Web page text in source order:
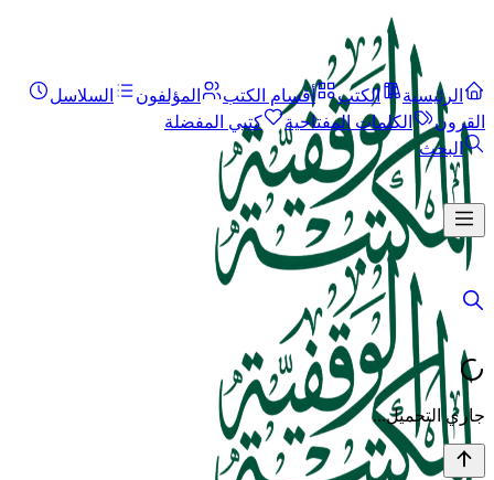
الرئيسية الكتب أقسام الكتب المؤلفون
السلاسل
القرون
الكلمات المفتاحية
كتبي المفضلة
البحث
جاري التحميل...